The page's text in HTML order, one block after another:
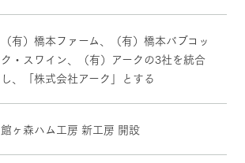
（有）橋本ファーム、（有）橋本バブコッ
ク・スワイン、（有）アークの3社を統合
し、「株式会社アーク」とする
館ヶ森ハム工房 新工房 開設